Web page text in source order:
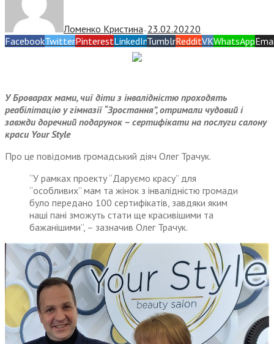
Ломенко Кристина— 23.02.20220
FacebookTwitterPinterestLinkedInTumblrRedditVKWhatsApp
У Броварах мами, чиї діти з інвалідністю проходять
реабілітацію у гімназії “Зростання”, отримали чудовий і
завжди доречний подарунок – сертифікати на послуги салону
краси Your Style
Про це повідомив громадський діяч Олег Трачук.
“У рамках проекту “Даруємо красу” для
“особливих” мам та жінок з інвалідністю громади
було передано 100 сертифікатів, завдяки яким
наші пані зможуть стати ще красивішими та
бажанішими”, – зазначив Олег Трачук.